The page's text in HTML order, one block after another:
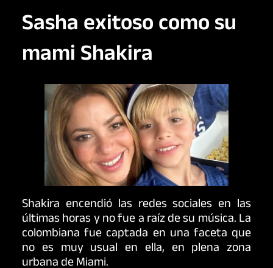
Sasha exitoso como su
mami Shakira
Shakira encendió las redes sociales en las
últimas horas y no fue a raíz de su música. La
colombiana fue captada en una faceta que
no es muy usual en ella, en plena zona
urbana de Miami.